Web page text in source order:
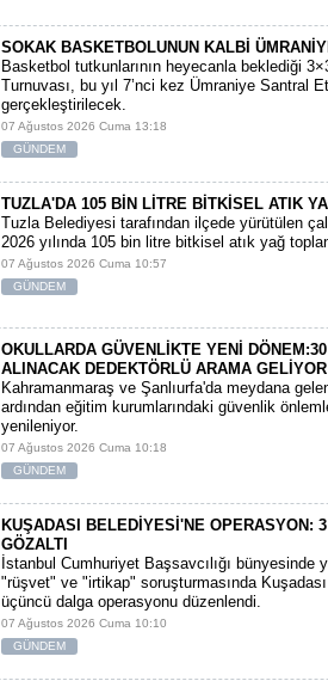
SOKAK BASKETBOLUNUN KALBİ
Basketbol tutkunlarının heyecanla beklediği
Turnuvası, bu yıl 7’nci kez Ümraniye Santral
gerçekleştirilecek.
07 Ağustos 2026 Cuma 13:18
GÜNDEM
TUZLA'DA 105 BİN LİTRE BİTKİSEL ATIK
Tuzla Belediyesi tarafından ilçede yürütülen
2026 yılında 105 bin litre bitkisel atık yağ
07 Ağustos 2026 Cuma 10:57
GÜNDEM
OKULLARDA GÜVENLİKTE YENİ
ALINACAK DEDEKTÖRLÜ ARAMA GELİYOR
​Kahramanmaraş ve Şanlıurfa'da meydana
ardından eğitim kurumlarındaki güvenlik
yenileniyor.
07 Ağustos 2026 Cuma 10:18
GÜNDEM
KUŞADASI BELEDİYESİ'NE OPERASYON:
GÖZALTI
​İstanbul Cumhuriyet Başsavcılığı bünyesinde
"rüşvet" ve "irtikap" soruşturmasında
üçüncü dalga operasyonu düzenlendi.
07 Ağustos 2026 Cuma 10:10
GÜNDEM